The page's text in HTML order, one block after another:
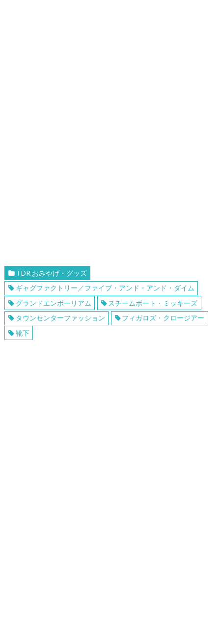
TDR おみやげ・グッズ
ギャグファクトリー／ファイブ・アンド・アンド・ダイム
グランドエンポーリアム
スチームボート・ミッキーズ
タウンセンターファッション
フィガロズ・クロージアー
靴下